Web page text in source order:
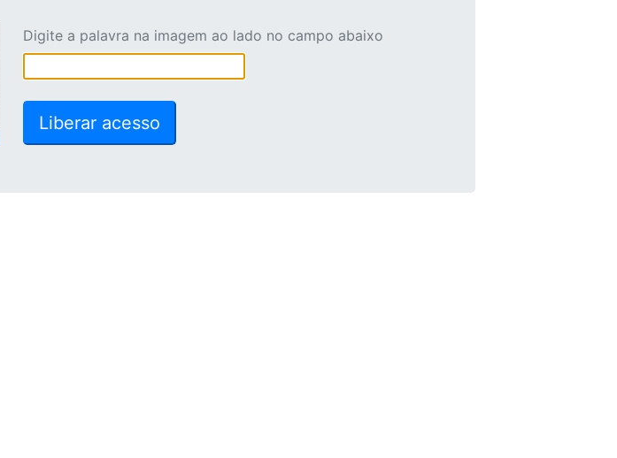
Digite a palavra na imagem ao lado no campo abaixo